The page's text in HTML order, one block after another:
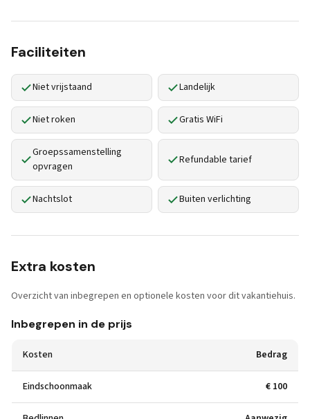
Faciliteiten
Niet vrijstaand Landelijk
Niet roken Gratis WiFi
Groepssamenstelling
opvragen
Refundable tarief
Nachtslot Buiten verlichting
Extra kosten
Overzicht van inbegrepen en optionele kosten voor dit vakantiehuis.
Inbegrepen in de prijs
Kosten Bedrag
Eindschoonmaak € 100